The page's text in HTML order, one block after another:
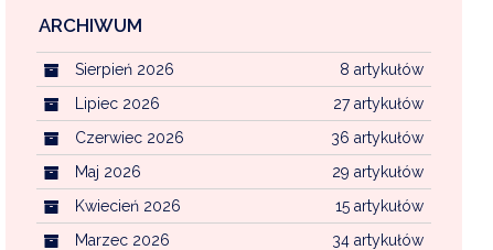
EKOINTERWENCJA
WFOŚ CZYSTE POWIETRZE
CENTRALNA EWIDENCJA EMISYJNOŚCI
KOMUNALNYMI
ARCHIWUM
8 artykułów
Sierpień 2026
27 artykułów
Lipiec 2026
36 artykułów
Czerwiec 2026
29 artykułów
Maj 2026
15 artykułów
Kwiecień 2026
34 artykułów
Marzec 2026